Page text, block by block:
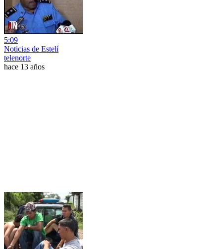
5:09
Noticias de Estelí
telenorte
hace 13 años